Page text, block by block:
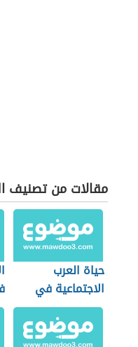
مقالات من تصنيف
حياة العرب
الاجتماعية في
العصر الجاهلي